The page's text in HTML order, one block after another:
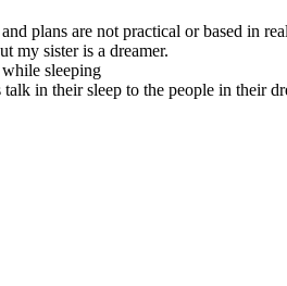
plans are not practical or based in
my sister is a dreamer.
sleeping
talk in their sleep to the people in their